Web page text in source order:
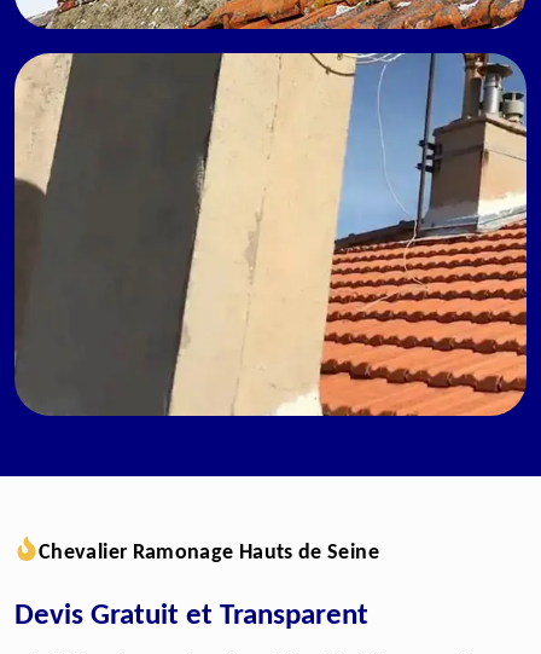
Chevalier Ramonage Hauts de Seine
Devis Gratuit et Transparent